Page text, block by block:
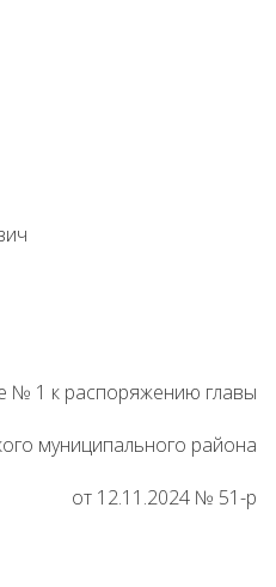
района
№ 1 к распоряжению главы
муниципального района
от 12.11.2024 № 51-р